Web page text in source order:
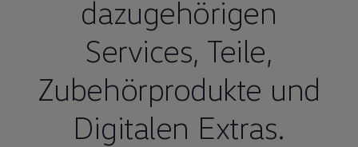
dazugehörigen
Services, Teile,
Zubehörprodukte und
Digitalen Extras.